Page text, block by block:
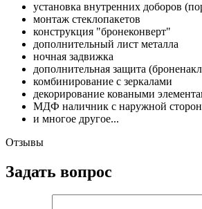
установка внутренних доборов
монтаж стеклопакетов
конструкция "бронеконверт"
дополнительный лист металла
ночная задвижка
дополнительная защита
комбинирование с зеркалами
декорирование коваными
МДФ наличник с наружной
и многое другое...
Отзывы
Задать вопрос